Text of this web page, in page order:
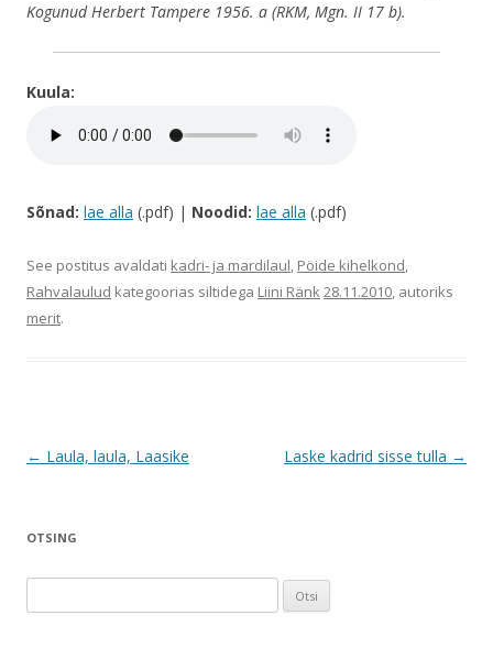
Kogunud Herbert Tampere 1956. a (RKM, Mgn. II 17 b).
Kuula:
Sõnad: lae alla (.pdf) | Noodid: lae alla (.pdf)
See postitus avaldati kadri- ja mardilaul, Pöide kihelkond,
Rahvalaulud kategoorias siltidega Liini Ränk28.11.2010, autoriks
merit.
Postituste
← Laula, laula, Laasike Laske kadrid sisse tulla →
OTSING
t